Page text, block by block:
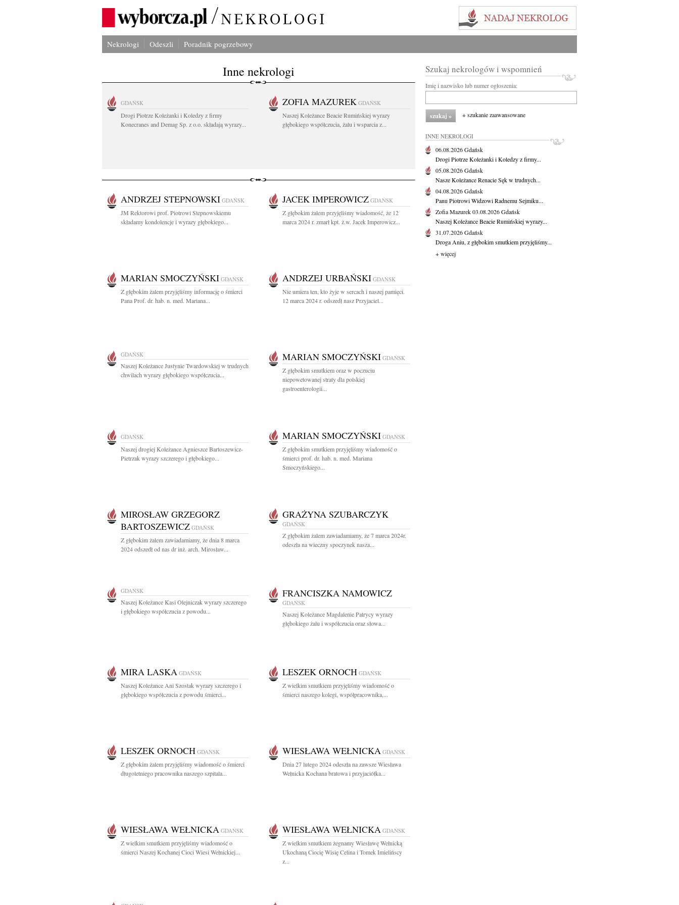
Nekrologi Odeszli Poradnik pogrzebowy
Inne nekrologi
GDAŃSK
Drogi Piotrze Koleżanki i Koledzy z firmy
Konecranes and Demag Sp. z o.o. składają wyrazy...
ZOFIA MAZUREK GDAŃSK
Naszej Koleżance Beacie Rumińskiej wyrazy
głębokiego współczucia, żalu i wsparcia z...
ANDRZEJ STEPNOWSKI GDAŃSK
JM Rektorowi prof. Piotrowi Stepnowskiemu
składamy kondolencje i wyrazy głębokiego...
JACEK IMPEROWICZ GDAŃSK
Z głębokim żalem przyjęliśmy wiadomość, że 12
marca 2024 r. zmarł kpt. ż.w. Jacek Imperowicz...
MARIAN SMOCZYŃSKI GDAŃSK
Z głębokim żalem przyjęliśmy informację o śmierci
Pana Prof. dr. hab. n. med. Mariana...
ANDRZEJ URBAŃSKI GDAŃSK
Nie umiera ten, kto żyje w sercach i naszej pamięci.
12 marca 2024 r. odszedł nasz Przyjaciel...
GDAŃSK
Naszej Koleżance Justynie Twardowskiej w trudnych
chwilach wyrazy głębokiego współczucia...
MARIAN SMOCZYŃSKI GDAŃSK
Z głębokim smutkiem oraz w poczuciu
niepowetowanej straty dla polskiej
gastroenterologii...
GDAŃSK
Naszej drogiej Koleżance Agnieszce Bartoszewicz-
Pietrzak wyrazy szczerego i głębokiego...
MARIAN SMOCZYŃSKI GDAŃSK
Z głębokim smutkiem przyjęliśmy wiadomość o
śmierci prof. dr. hab. n. med. Mariana
Smoczyńskiego...
MIROSŁAW GRZEGORZ
BARTOSZEWICZ GDAŃSK
Z głębokim żalem zawiadamiamy, że dnia 8 marca
2024 odszedł od nas dr inż. arch. Mirosław...
GRAŻYNA SZUBARCZYK
GDAŃSK
Z głębokim żalem zawiadamiamy, że 7 marca 2024r.
odeszła na wieczny spoczynek nasza...
GDAŃSK
Naszej Koleżance Kasi Olejniczak wyrazy szczerego
i głębokiego współczucia z powodu...
FRANCISZKA NAMOWICZ
GDAŃSK
Naszej Koleżance Magdalenie Patrycy wyrazy
głębokiego żalu i współczucia oraz słowa...
MIRA LASKA GDAŃSK
Naszej Koleżance Ani Szostak wyrazy szczerego i
głębokiego współczucia z powodu śmierci...
LESZEK ORNOCH GDAŃSK
Z wielkim smutkiem przyjęliśmy wiadomość o
śmierci naszego kolegi, współpracownika,...
LESZEK ORNOCH GDAŃSK
Z głębokim żalem przyjęliśmy wiadomość o śmierci
długoletniego pracownika naszego szpitala...
WIESŁAWA WEŁNICKA GDAŃSK
Dnia 27 lutego 2024 odeszła na zawsze Wiesława
Wełnicka Kochana bratowa i przyjaciółka...
WIESŁAWA WEŁNICKA GDAŃSK
Z wielkim smutkiem przyjęliśmy wiadomość o
śmierci Naszej Kochanej Cioci Wiesi Wełnickiej...
WIESŁAWA WEŁNICKA GDAŃSK
Z wielkim smutkiem żegnamy Wiesławę Wełnicką
Ukochaną Ciocię Wisię Celina i Tomek Imielińscy
z...
Szukaj nekrologów i wspomnień
Imię i nazwisko lub numer ogłoszenia:
+ szukanie zaawansowane
INNE NEKROLOGI
06.08.2026Gdańsk
Drogi Piotrze Koleżanki i Koledzy z firmy...
05.08.2026Gdańsk
Nasze Koleżance Renacie Sęk w trudnych...
04.08.2026Gdańsk
Panu Piotrowi Widzowi Radnemu Sejmiku...
Zofia Mazurek03.08.2026Gdańsk
Naszej Koleżance Beacie Rumińskiej wyrazy...
31.07.2026Gdańsk
Droga Aniu, z głębokim smutkiem przyjęliśmy...
+ więcej